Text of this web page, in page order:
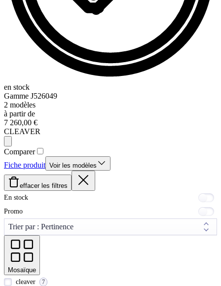
en stock
Gamme J526049
2 modèles
à partir de
7 260,00 €
CLEAVER
Comparer
Fiche produit Voir les modèles
effacer les filtres
En stock
Promo
Mosaïque
cleaver
7